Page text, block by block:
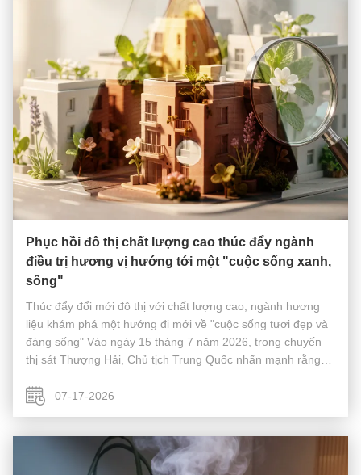
Phục hồi đô thị chất lượng cao thúc đẩy ngành
điều trị hương vị hướng tới một "cuộc sống xanh,
sống"
Thúc đẩy đổi mới đô thị với chất lượng cao, ngành hương
liệu khám phá một hướng đi mới về "cuộc sống tươi đẹp và
đáng sống" Vào ngày 15 tháng 7 năm 2026, trong chuyến
thị sát Thượng Hải, Chủ tịch Trung Quốc nhấn mạnh rằng
quan trọng của hiện đ...
07-17-2026